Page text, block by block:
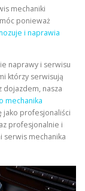
mechaniki
ponieważ
i naprawia
naprawy i serwisu
którzy serwisują
dojazdem, nasza
mechanika
jako profesjonaliści
profesjonalnie i
serwis mechanika